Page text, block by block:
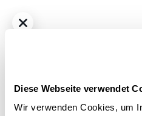
Diese Webseite verwendet
Wir verwenden Cookies, um